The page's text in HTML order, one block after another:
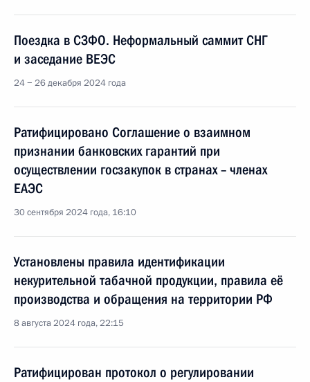
Поездка в СЗФО. Неформальный саммит СНГ
и заседание ВЕЭС
24 − 26 декабря 2024 года
Ратифицировано Соглашение о взаимном
признании банковских гарантий при
осуществлении госзакупок в странах – членах
ЕАЭС
30 сентября 2024 года, 16:10
Установлены правила идентификации
некурительной табачной продукции, правила её
производства и обращения на территории РФ
8 августа 2024 года, 22:15
Ратифицирован протокол о регулировании